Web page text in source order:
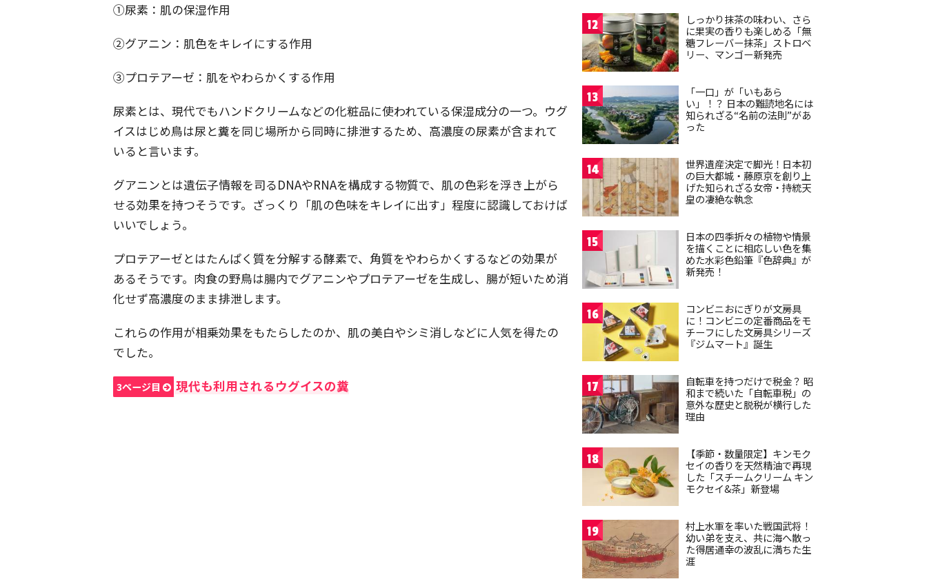
①尿素：肌の保湿作用
②グアニン：肌色をキレイにする作用
③プロテアーゼ：肌をやわらかくする作用
尿素とは、現代でもハンドクリームなどの化粧品に使われている保湿成分の一つ。ウグ
イスはじめ鳥は尿と糞を同じ場所から同時に排泄するため、高濃度の尿素が含まれて
いると言います。
グアニンとは遺伝子情報を司るDNAやRNAを構成する物質で、肌の色彩を浮き上がら
せる効果を持つそうです。ざっくり「肌の色味をキレイに出す」程度に認識しておけば
いいでしょう。
プロテアーゼとはたんぱく質を分解する酵素で、角質をやわらかくするなどの効果が
あるそうです。肉食の野鳥は腸内でグアニンやプロテアーゼを生成し、腸が短いため消
化せず高濃度のまま排泄します。
これらの作用が相乗効果をもたらしたのか、肌の美白やシミ消しなどに人気を得たの
でした。
3ページ目 現代も利用されるウグイスの糞
12
しっかり抹茶の味わい、さら
に果実の香りも楽しめる「無
糖フレーバー抹茶」ストロベ
リー、マンゴー新発売
13
「一口」が「いもあら
い」！？ 日本の難読地名には
知られざる“名前の法則”があ
った
14
世界遺産決定で脚光！日本初
の巨大都城・藤原京を創り上
げた知られざる女帝・持統天
皇の凄絶な執念
15
日本の四季折々の植物や情景
を描くことに相応しい色を集
めた水彩色鉛筆『色辞典』が
新発売！
16
コンビニおにぎりが文房具
に！コンビニの定番商品をモ
チーフにした文房具シリーズ
『ジムマート』誕生
17
自転車を持つだけで税金？ 昭
和まで続いた「自転車税」の
意外な歴史と脱税が横行した
理由
18
【季節・数量限定】キンモク
セイの香りを天然精油で再現
した「スチームクリーム キン
モクセイ&茶」新登場
19
村上水軍を率いた戦国武将！
幼い弟を支え、共に海へ散っ
た得居通幸の波乱に満ちた生
涯